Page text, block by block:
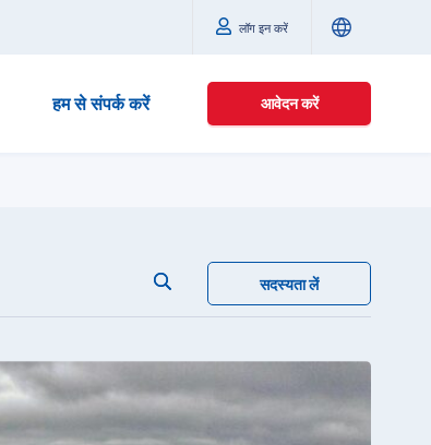
लॉग इन करें
हम से संपर्क करें आवेदन करें
सदस्यता लें